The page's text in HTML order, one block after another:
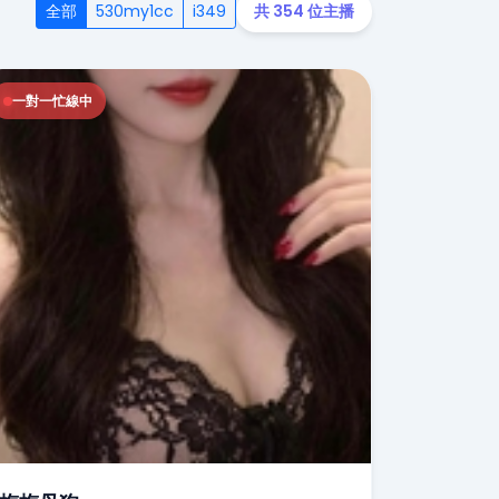
全部 530my1cc i349 共 354 位主播
一對一忙線中